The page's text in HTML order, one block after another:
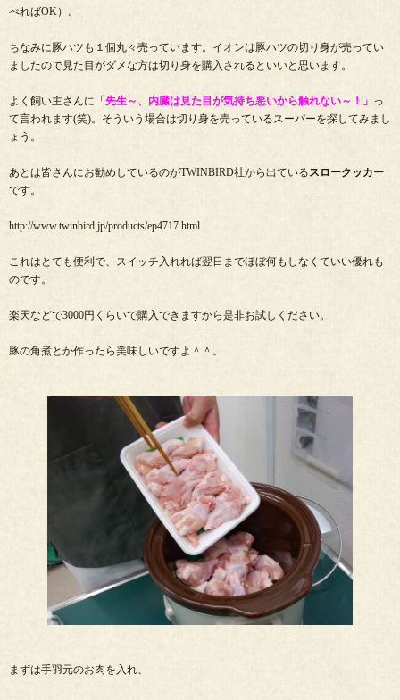
べればOK）。
ちなみに豚ハツも１個丸々売っています。イオンは豚ハツの切り身が売ってい
ましたので見た目がダメな方は切り身を購入されるといいと思います。
よく飼い主さんに 「先生～、内臓は見た目が気持ち悪いから触れない～！」 っ
て言われます(笑)。そういう場合は切り身を売っているスーパーを探してみまし
ょう。
あとは皆さんにお勧めしているのがTWINBIRD社から出ているスロークッカー
です。
http://www.twinbird.jp/products/ep4717.html
これはとても便利で、スイッチ入れれば翌日までほぼ何もしなくていい優れも
のです。
楽天などで3000円くらいで購入できますから是非お試しください。
豚の角煮とか作ったら美味しいですよ＾＾。
まずは手羽元のお肉を入れ、